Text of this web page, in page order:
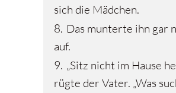
sich die Mädchen.
8. Das munterte ihn gar
auf.
9. „Sitz nicht im Hause
rügte der Vater. „Was